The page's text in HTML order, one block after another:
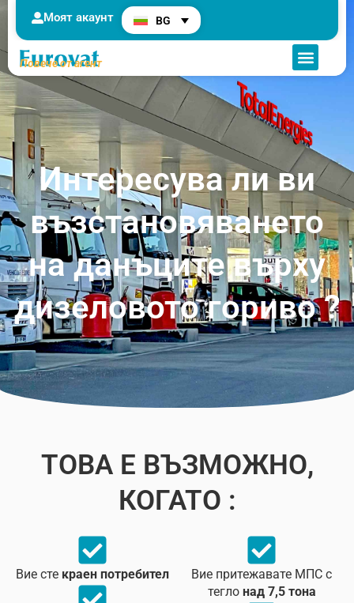
Моят акаунт BG
Повече от агент
Интересува ли ви
възстановяването
на данъците върху
дизеловото гориво ?
ТОВА Е ВЪЗМОЖНО,
КОГАТО :
Вие сте краен потребител
Вие притежавате МПС с
тегло над 7,5 тона